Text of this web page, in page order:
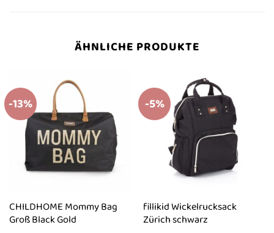
ÄHNLICHE PRODUKTE
-13%
CHILDHOME Mommy Bag
Groß Black Gold
-5%
fillikid Wickelrucksack
Zürich schwarz